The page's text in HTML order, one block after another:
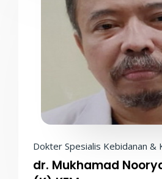
Dokter Spesialis Kebidanan &
dr. Mukhamad